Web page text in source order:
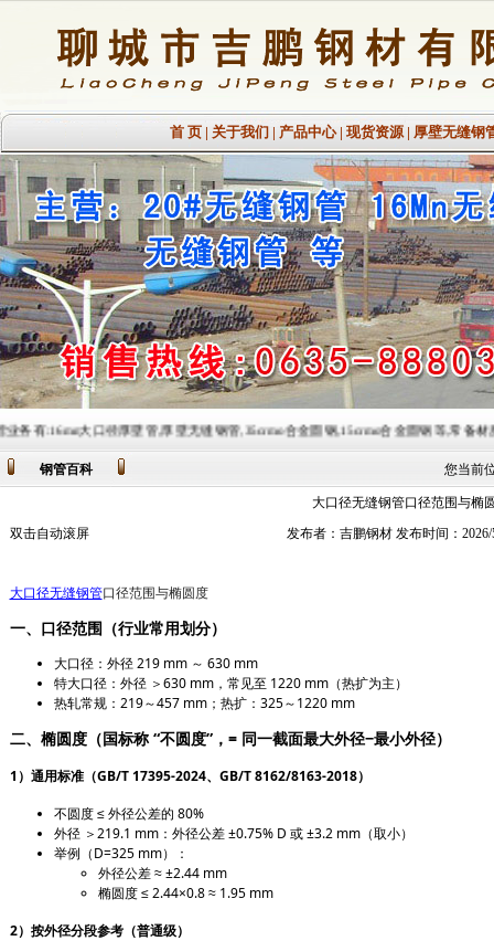
首 页| 关于我们 | 产品中心| 现货资源| 厚壁无缝钢
有:16mn大口径厚壁管,厚壁无缝钢管,35crmo合金圆钢,15crmo合金圆钢等,常备材
钢管百科 您当前
大口径无缝钢管口径范围与椭
双击自动滚屏
发布者：吉鹏钢材 发布时间：2026/
大口径无缝钢管口径范围与椭圆度
一、口径范围（行业常用划分）
大口径：外径219 mm ～ 630 mm
特大口径：外径 ＞630 mm，常见至 1220 mm（热扩为主）
热轧常规： 219～457 mm；热扩： 325～1220 mm
二、椭圆度（国标称 “不圆度”，= 同一截面最大外径−最小外径）
1）通用标准（GB/T 17395-2024、GB/T 8162/8163-2018）
不圆度≤ 外径公差的 80%
外径 ＞219.1 mm：外径公差±0.75% D 或 ±3.2 mm（取小）
举例（D=325 mm）：
外径公差 ≈ ±2.44 mm
椭圆度 ≤ 2.44×0.8 ≈ 1.95 mm
2）按外径分段参考（普通级）